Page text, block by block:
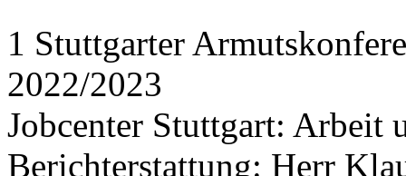
1 Stuttgarter
2022/2023
Jobcenter Stuttgart: Arbeit
Berichterstattung: Herr